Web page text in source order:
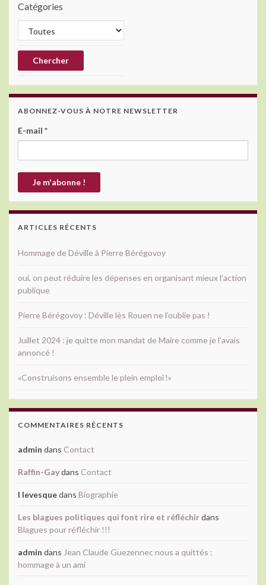
Catégories
ABONNEZ-VOUS À NOTRE NEWSLETTER
E-mail *
ARTICLES RÉCENTS
Hommage de Déville à Pierre Bérégovoy
oui, on peut réduire les dépenses en organisant mieux l’action
publique
Pierre Bérégovoy : Déville lès Rouen ne l’oublie pas !
Juillet 2024 : je quitte mon mandat de Maire comme je l’avais
annoncé !
«Construisons ensemble le plein emploi !»
COMMENTAIRES RÉCENTS
admin dans Contact
Raffin-Gaydans Contact
l levesquedans Biographie
Les blagues politiques qui font rire et réfléchirdans
Blagues pour réfléchir !!!
admin dans Jean Claude Guezennec nous a quittés :
hommage à un ami